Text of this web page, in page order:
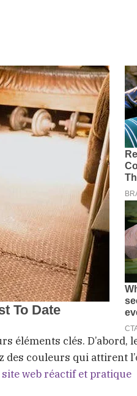
éléments clés. D’abord,
couleurs qui attirent
web réactif et pratique